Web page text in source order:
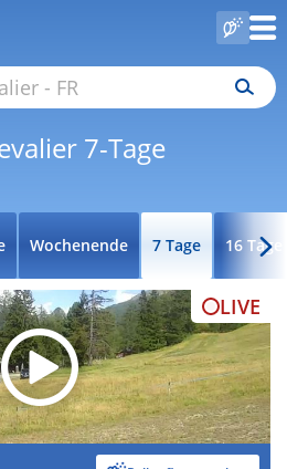
7-Tage
Wochenende 7 Tage 16 Tage
LIVE